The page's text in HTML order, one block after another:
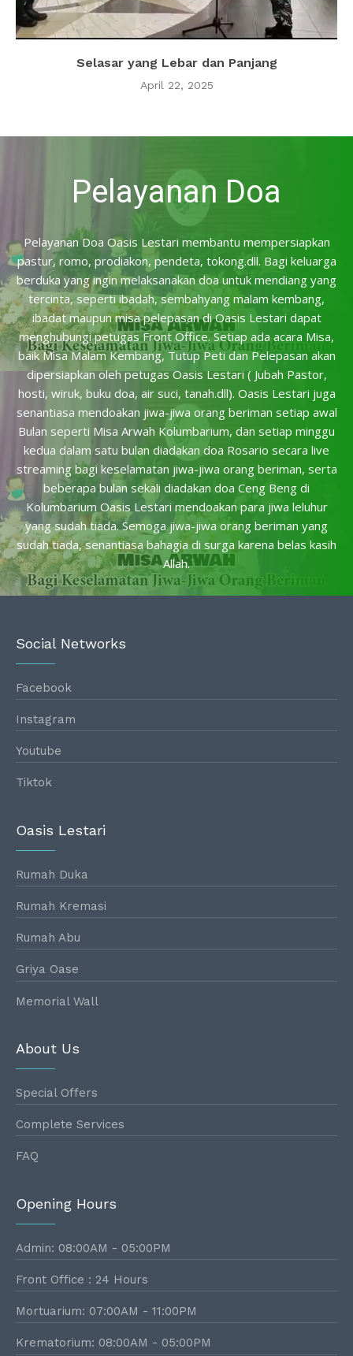
Selasar yang Lebar dan Panjang
April 22, 2025
Pelayanan Doa
Pelayanan Doa Oasis Lestari membantu mempersiapkan
pastur, romo, prodiakon, pendeta, tokong.dll. Bagi keluarga
berduka yang ingin melaksanakan doa untuk mendiang yang
tercinta, seperti ibadah, sembahyang malam kembang,
ibadat maupun misa pelepasan di Oasis Lestari dapat
menghubungi petugas Front Office. Setiap ada acara Misa,
baik Misa Malam Kembang, Tutup Peti dan Pelepasan akan
dipersiapkan oleh petugas Oasis Lestari ( Jubah Pastor,
hosti, wiruk, buku doa, air suci, tanah.dll). Oasis Lestari juga
senantiasa mendoakan jiwa-jiwa orang beriman setiap awal
Bulan seperti Misa Arwah Kolumbarium, dan setiap minggu
kedua dalam satu bulan diadakan doa Rosario secara live
streaming bagi keselamatan jiwa-jiwa orang beriman, serta
beberapa bulan sekali diadakan doa Ceng Beng di
Kolumbarium Oasis Lestari mendoakan para jiwa leluhur
yang sudah tiada. Semoga jiwa-jiwa orang beriman yang
sudah tiada, senantiasa bahagia di surga karena belas kasih
Allah.
Social Networks
Facebook
Instagram
Youtube
Tiktok
Oasis Lestari
Rumah Duka
Rumah Kremasi
Rumah Abu
Griya Oase
Memorial Wall
About Us
Special Offers
Complete Services
FAQ
Opening Hours
Admin: 08:00AM - 05:00PM
Front Office : 24 Hours
Mortuarium: 07:00AM - 11:00PM
Krematorium: 08:00AM - 05:00PM